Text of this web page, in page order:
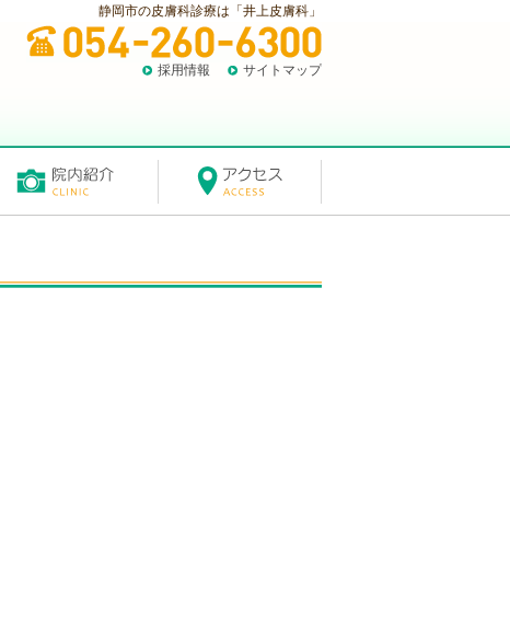
静岡市の皮膚科診療は「井上皮膚科」
採用情報 サイトマップ